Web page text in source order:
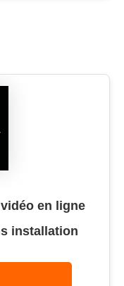
en ligne
installation